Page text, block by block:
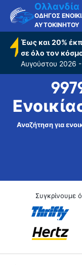
Ολλανδία
ΟΔΗΓΟΣ
ΑΥΤΟΚΙΝΗΤΟΥ
Έως και 20%
σε όλο τον
Αυγούστου 2026
Αναζήτηση για
Συγκρίνουμε